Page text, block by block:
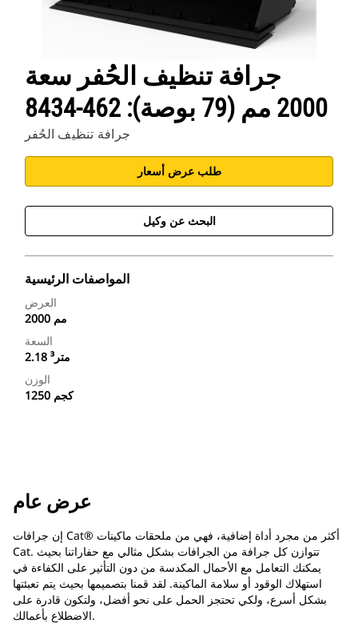
جرافة تنظيف الحُفر سعة
2000 مم (79 بوصة): 462-8434
جرافة تنظيف الحُفر
طلب عرض أسعار
البحث عن وكيل
المواصفات الرئيسية
العرض
2000 مم
السعة
2.18 متر³
الوزن
1250 كجم
عرض عام
إن جرافات Cat®‎ أكثر من مجرد أداة إضافية، فهي من ملحقات ماكينات
Cat. تتوازن كل جرافة من الجرافات بشكل مثالي مع حفاراتنا بحيث
يمكنك التعامل مع الأحمال المكدسة من دون التأثير على الكفاءة في
استهلاك الوقود أو سلامة الماكينة. لقد قمنا بتصميمها بحيث يتم تعبئتها
بشكل أسرع، ولكي تحتجز الحمل على نحو أفضل، ولتكون قادرة على
الاضطلاع بأعمالك.